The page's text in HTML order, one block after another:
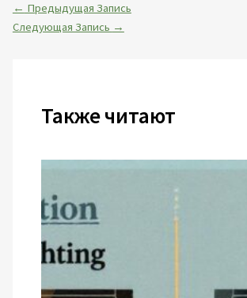
← Предыдущая Запись
Следующая Запись →
Также читают